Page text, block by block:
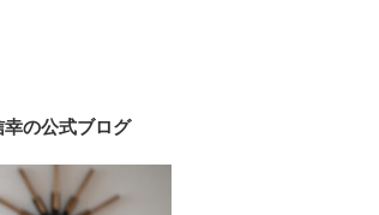
幸の公式ブログ